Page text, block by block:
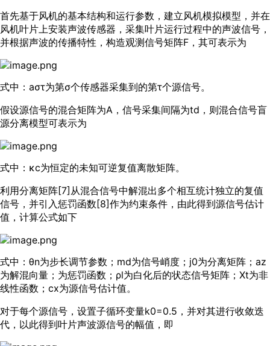
首先基于风机的基本结构和运行参数，建立风机模拟模型，并在
风机叶片上安装声波传感器，采集叶片运行过程中的声波信号，
并根据声波的传播特性，构造观测信号矩阵F，其可表示为
式中：aστ为第σ个传感器采集到的第τ个源信号。
假设源信号的混合矩阵为A，信号采集间隔为td，则混合信号盲
源分离模型可表示为
式中：κc为恒定的未知可逆复值离散矩阵。
利用分离矩阵[7]从混合信号中解混出多个相互统计独立的复值
信号，并引入惩罚函数[8]作为约束条件，由此得到源信号估计
值，计算公式如下
式中：θn为步长调节参数；md为信号峭度；j0为分离矩阵；az
为解混向量；为惩罚函数；ρl为白化后的状态信号矩阵；Xt为非
线性函数；cx为源信号估计值。
对于每个源信号，设置子循环变量k0=0.5，并对其进行收敛迭
代，以此得到叶片声波源信号的幅值，即